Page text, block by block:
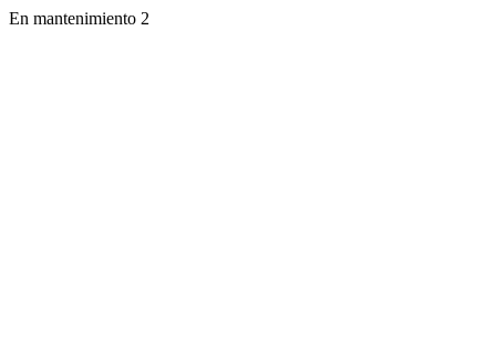
En mantenimiento 2